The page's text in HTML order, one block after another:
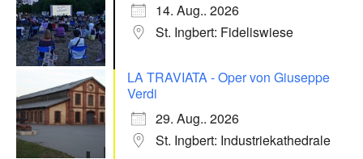
14. Aug.. 2026
St. Ingbert: Fideliswiese
LA TRAVIATA - Oper von Giuseppe
Verdi
29. Aug.. 2026
St. Ingbert: Industriekathedrale